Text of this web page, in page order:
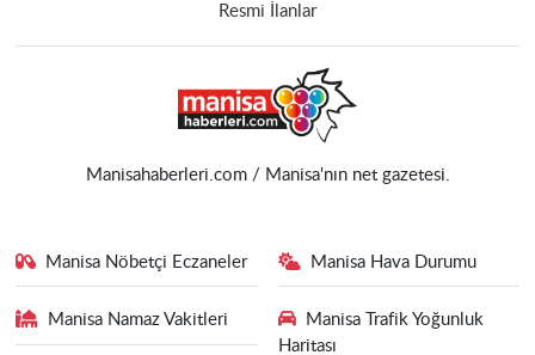
Resmi İlanlar
Manisahaberleri.com / Manisa'nın net gazetesi.
Manisa Nöbetçi Eczaneler Manisa Hava Durumu
Manisa Namaz Vakitleri
Manisa Trafik Yoğunluk
Haritası